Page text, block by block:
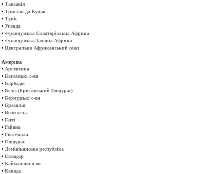
• Танзанія
• Тристан да Кунья
• Туніс
• Уганда
• Французська Екваторіальна Африка
• Французська Західна Африка
• Центрально Африканський союз
Америка
• Аргентина
• Багамські о-ви
• Барбадос
• Беліз (Британський Гондурас)
• Бермудські о-ви
• Бразилія
• Венесуела
• Гаїті
• Гайана
• Гватемала
• Гондурас
• Домініканська республіка
• Еквадор
• Кайманови о-ви
• Канада